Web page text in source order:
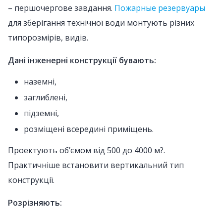
– першочергове завдання. Пожарные резервуары
для зберігання технічної води монтують різних
типорозмірів, видів.
Дані інженерні конструкції бувають:
наземні,
заглиблені,
підземні,
розміщені всередині приміщень.
Проектують об’ємом від 500 до 4000 м?.
Практичніше встановити вертикальний тип
конструкції.
Розрізняють: